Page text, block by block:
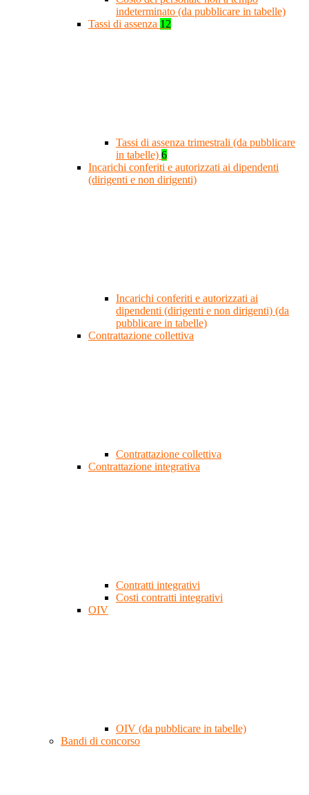
indeterminato (da pubblicare in tabelle)
Tassi di assenza 12
Tassi di assenza trimestrali (da pubblicare
in tabelle) 6
Incarichi conferiti e autorizzati ai dipendenti
(dirigenti e non dirigenti)
Incarichi conferiti e autorizzati ai
dipendenti (dirigenti e non dirigenti) (da
pubblicare in tabelle)
Contrattazione collettiva
Contrattazione collettiva
Contrattazione integrativa
Contratti integrativi
Costi contratti integrativi
OIV
OIV (da pubblicare in tabelle)
Bandi di concorso